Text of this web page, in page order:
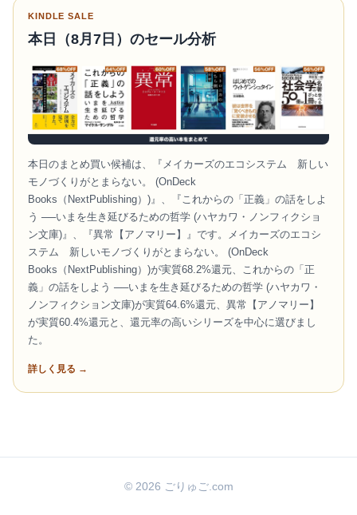
KINDLE SALE
本日（8月7日）のセール分析
本日のまとめ買い候補は、『メイカーズのエコシステム 新しい
モノづくりがとまらない。 (OnDeck
Books（NextPublishing）)』、『これからの「正義」の話をしよ
う ──いまを生き延びるための哲学 (ハヤカワ・ノンフィクショ
ン文庫)』、『異常【アノマリー】』です。メイカーズのエコシ
ステム 新しいモノづくりがとまらない。 (OnDeck
Books（NextPublishing）)が実質68.2%還元、これからの「正
義」の話をしよう ──いまを生き延びるための哲学 (ハヤカワ・
ノンフィクション文庫)が実質64.6%還元、異常【アノマリー】
が実質60.4%還元と、還元率の高いシリーズを中心に選びまし
た。
詳しく見る →
© 2026 ごりゅご.com